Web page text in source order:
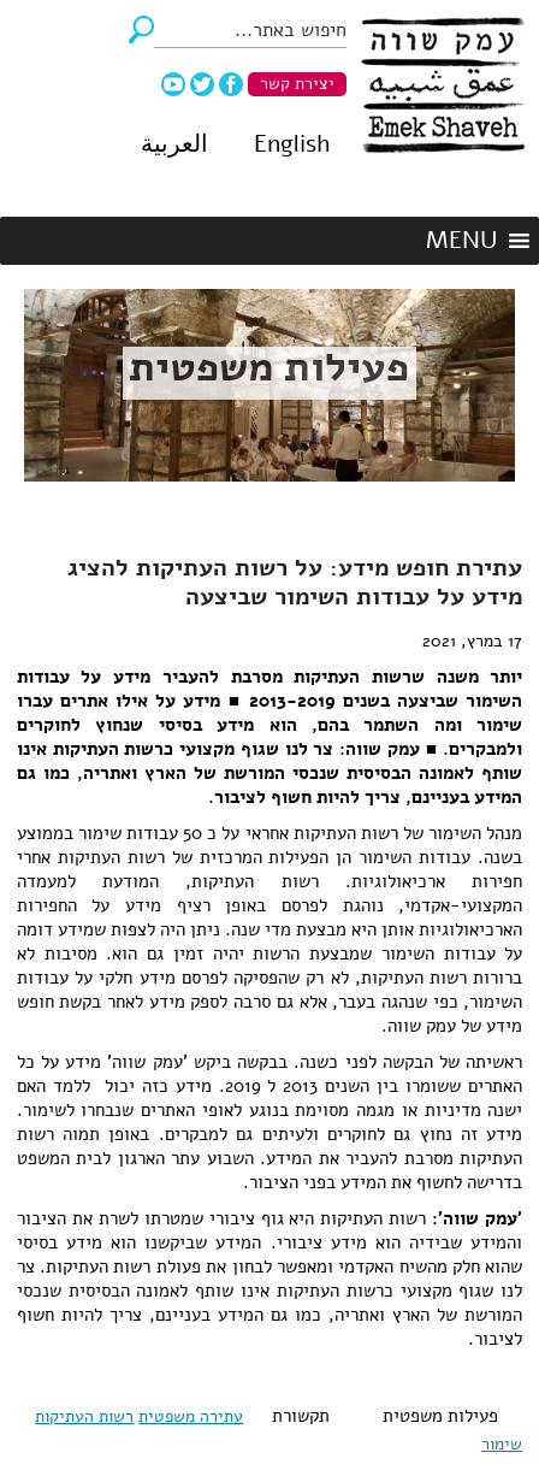
יצירת קשר
English العربية
פעילות משפטית
עתירת חופש מידע: על רשות העתיקות להציג
מידע על עבודות השימור שביצעה
17 במרץ, 2021
יותר משנה שרשות העתיקות מסרבת להעביר מידע על עבודות
השימור שביצעה בשנים 2013-2019 ■ מידע על אילו אתרים עברו
שימור ומה השתמר בהם, הוא מידע בסיסי שנחוץ לחוקרים
ולמבקרים. ■עמק שווה: צר לנו שגוף מקצועי כרשות העתיקות אינו
שותף לאמונה הבסיסית שנכסי המורשת של הארץ ואתריה, כמו גם
המידע בעניינם, צריך להיות חשוף לציבור.
מנהל השימור של רשות העתיקות אחראי על כ 50 עבודות שימור בממוצע
בשנה. עבודות השימור הן הפעילות המרכזית של רשות העתיקות אחרי
חפירות ארכיאולוגיות. רשות העתיקות, המודעת למעמדה
המקצועי-אקדמי, נוהגת לפרסם באופן רציף מידע על החפירות
הארכיאולוגיות אותן היא מבצעת מדי שנה. ניתן היה לצפות שמידע דומה
על עבודות השימור שמבצעת הרשות יהיה זמין גם הוא. מסיבות לא
ברורות רשות העתיקות, לא רק שהפסיקה לפרסם מידע חלקי על עבודות
השימור, כפי שנהגה בעבר, אלא גם סרבה לספק מידע לאחר בקשת חופש
מידע של עמק שווה.
ראשיתה של הבקשה לפני כשנה. בבקשה ביקש 'עמק שווה' מידע על כל
האתרים ששומרו בין השנים 2013 ל 2019. מידע כזה יכול ללמד האם
ישנה מדיניות או מגמה מסוימת בנוגע לאופי האתרים שנבחרו לשימור.
מידע זה נחוץ גם לחוקרים ולעיתים גם למבקרים. באופן תמוה רשות
העתיקות מסרבת להעביר את המידע. השבוע עתר הארגון לבית המשפט
בדרישה לחשוף את המידע בפני הציבור.
'עמק שווה': רשות העתיקות היא גוף ציבורי שמטרתו לשרת את הציבור
והמידע שבידיה הוא מידע ציבורי. המידע שביקשנו הוא מידע בסיסי
שהוא חלק מהשיח האקדמי ומאפשר לבחון את פעולת רשות העתיקות. צר
לנו שגוף מקצועי כרשות העתיקות אינו שותף לאמונה הבסיסית שנכסי
המורשת של הארץ ואתריה, כמו גם המידע בעניינם, צריך להיות חשוף
לציבור.
פעילות משפטית תקשורת עתירה משפטית רשות העתיקות
שימור